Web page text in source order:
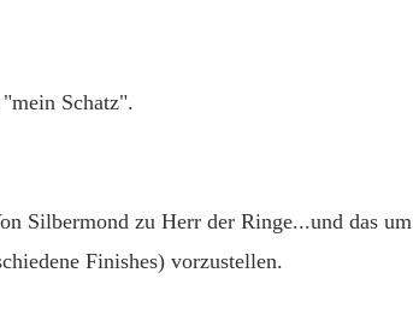
Schatz".
Silbermond zu Herr der Ringe...und das um
Finishes) vorzustellen.